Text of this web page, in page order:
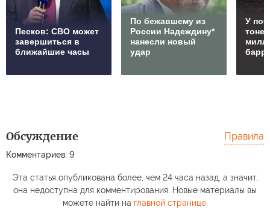
Песков: СВО может
завершиться в
ближайшие часы
По бежавшему из
России Надеждину*
нанесли новый
удар
У
Обсуждение
Комментариев: 9
Правила
Эта статья опубликована более, чем 24 часа назад, а значит,
она недоступна для комментирования. Новые материалы вы
можете найти на главной странице.